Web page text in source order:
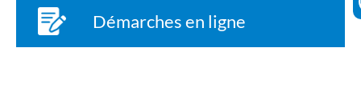
Démarches en ligne